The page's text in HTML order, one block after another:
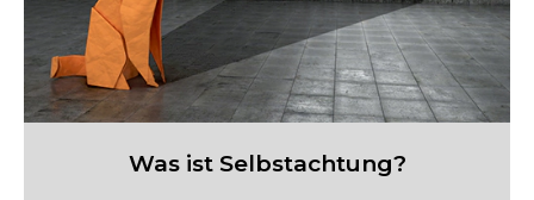
Was ist Selbstachtung?